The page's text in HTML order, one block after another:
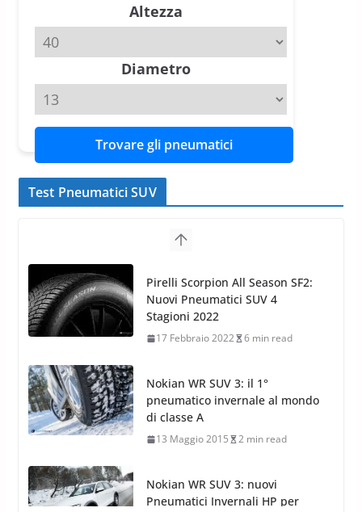
Michelin Pilot Sport 4 S – Test
su Range Rover Sport D350 HST
11 Aprile 2026 15 min read
Altezza
Diametro
Trovare gli pneumatici
Test Pneumatici SUV
Nokian WR SUV 3: il 1°
pneumatico invernale al mondo
di classe A
13 Maggio 2015 2 min read
Nokian WR SUV 3: nuovi
Pneumatici Invernali HP per
condizioni invernali difficili
23 Aprile 2013 9 min read
Yokohama Geolandar G073: nuovi pneumatici
invernali SUV